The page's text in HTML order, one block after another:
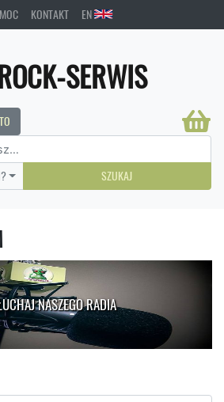
KONTAKT EN
SERWIS
SZUKAJ
NASZEGO RADIA